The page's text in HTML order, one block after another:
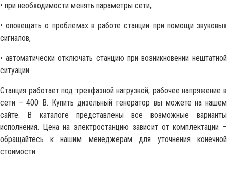
• при необходимости менять параметры сети,
• оповещать о проблемах в работе станции при помощи звуковых
сигналов,
• автоматически отключать станцию при возникновении нештатной
ситуации.
Станция работает под трехфазной нагрузкой, рабочее напряжение в
сети – 400 В. Купить дизельный генератор вы можете на нашем
сайте. В каталоге представлены все возможные варианты
исполнения. Цена на электростанцию зависит от комплектации –
обращайтесь к нашим менеджерам для уточнения конечной
стоимости.